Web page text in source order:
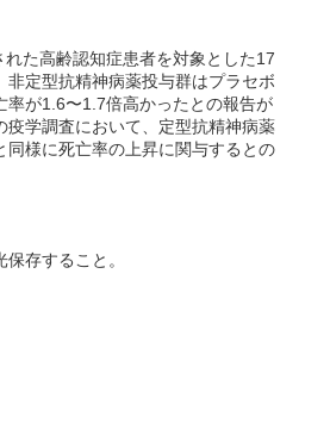
た高齢認知症患者を対象とした17
非定型抗精神病薬投与群はプラセボ
率が1.6〜1.7倍高かったとの報告が
疫学調査において、定型抗精神病薬
同様に死亡率の上昇に関与するとの
存すること。